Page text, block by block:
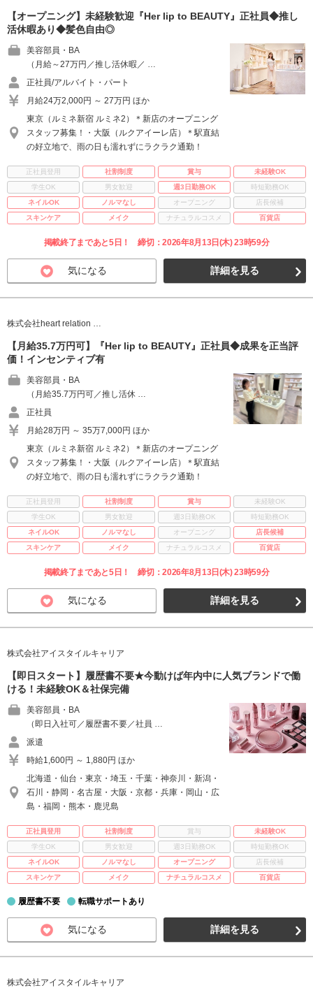
【オープニング】未経験歓迎『Her lip to BEAUTY』正社員◆推し
活休暇あり◆髪色自由◎
美容部員・BA
（月給～27万円／推し活休暇／ …
正社員/アルバイト・パート
月給24万2,000円 ～ 27万円 ほか
東京（ルミネ新宿 ルミネ2）＊新店のオープニング
スタッフ募集！・大阪（ルクアイーレ店）＊駅直結
の好立地で、雨の日も濡れずにラクラク通勤！
正社員登用 社割制度 賞与
未経験OK
学生OK
男女歓迎 週3日勤務OK
時短勤務OK
ネイルOK
ノルマなし オープニング
店長候補
スキンケア
メイク ナチュラルコスメ 百貨店
掲載終了まであと5日！ 締切：2026年8月13日(木) 23時59分
気になる 詳細を見る
株式会社heart relation …
【月給35.7万円可】『Her lip to BEAUTY』正社員◆成果を正当評
価！インセンティブ有
美容部員・BA
（月給35.7万円可／推し活休 …
正社員
月給28万円 ～ 35万7,000円 ほか
東京（ルミネ新宿 ルミネ2）＊新店のオープニング
スタッフ募集！・大阪（ルクアイーレ店）＊駅直結
の好立地で、雨の日も濡れずにラクラク通勤！
正社員登用 社割制度 賞与
未経験OK
学生OK
男女歓迎 週3日勤務OK
時短勤務OK
ネイルOK
ノルマなし オープニング
店長候補
スキンケア
メイク ナチュラルコスメ 百貨店
掲載終了まであと5日！ 締切：2026年8月13日(木) 23時59分
気になる 詳細を見る
株式会社アイスタイルキャリア
【即日スタート】履歴書不要★今動けば年内中に人気ブランドで働
ける！未経験OK＆社保完備
美容部員・BA
（即日入社可／履歴書不要／社員 …
派遣
時給1,600円 ～ 1,880円 ほか
北海道・仙台・東京・埼玉・千葉・神奈川・新潟・
石川・静岡・名古屋・大阪・京都・兵庫・岡山・広
島・福岡・熊本・鹿児島
正社員登用 社割制度 賞与
未経験OK
学生OK
男女歓迎 週3日勤務OK
時短勤務OK
ネイルOK
ノルマなし オープニング
店長候補
スキンケア
メイク ナチュラルコスメ 百貨店
履歴書不要 転職サポートあり
気になる 詳細を見る
株式会社アイスタイルキャリア